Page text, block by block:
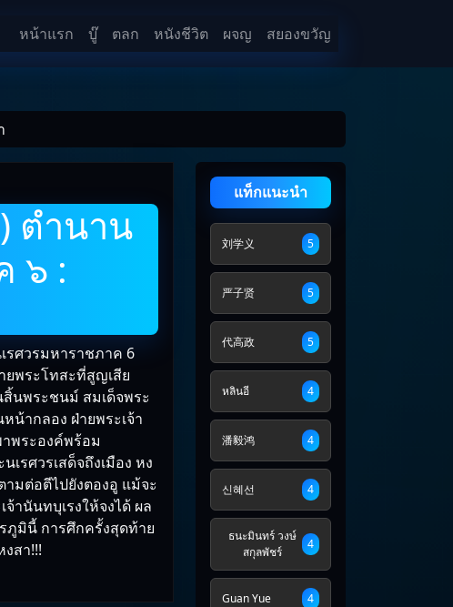
หน้าแรก บู๊ ตลก หนังชีวิต ผจญ สยองขวัญ
ตํานาน
๖ :
รศวรมหาราชภาค 6
ยพระโทสะที่สูญเสีย
นพระชนม์ สมเด็จพระ
น้ากลอง ฝ่ายพระเจ้า
พระองค์พร้อม
รศวรเสด็จถึงเมือง หง
ามต่อตีไปยังตองอู แม้จะ
านันทบุเรงให้จงได้ ผล
ภูมินี้ การศึกครั้งสุดท้าย
สา!!!
แท็กแนะนำ
刘学义 5
严子贤 5
代高政 5
หลินอี 4
潘毅鸿 4
신혜선 4
ธนะมินทร์ วงษ์
สกุลพัชร์
4
Guan Yue 4